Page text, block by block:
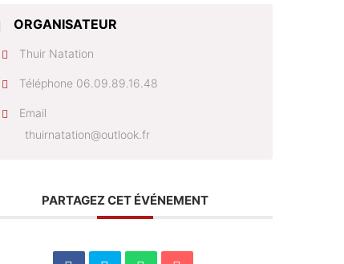
ORGANISATEUR
Thuir Natation
Téléphone 06.09.89.16.48
Email
thuirnatation@outlook.fr
PARTAGEZ CET ÉVÉNEMENT